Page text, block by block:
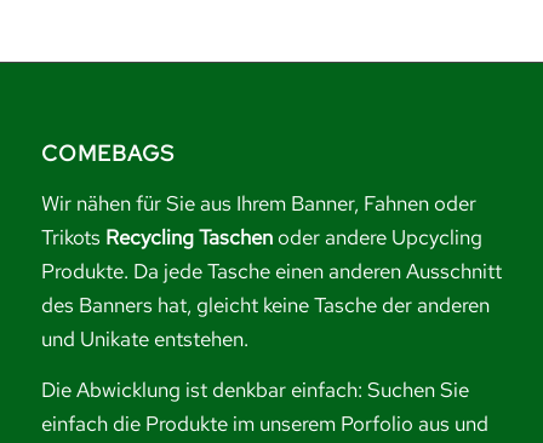
COMEBAGS
Wir nähen für Sie aus Ihrem Banner, Fahnen oder
Trikots Recycling Taschenoder andere Upcycling
Produkte. Da jede Tasche einen anderen Ausschnitt
des Banners hat, gleicht keine Tasche der anderen
und Unikate entstehen.
Die Abwicklung ist denkbar einfach: Suchen Sie
einfach die Produkte im unserem Porfolio aus und